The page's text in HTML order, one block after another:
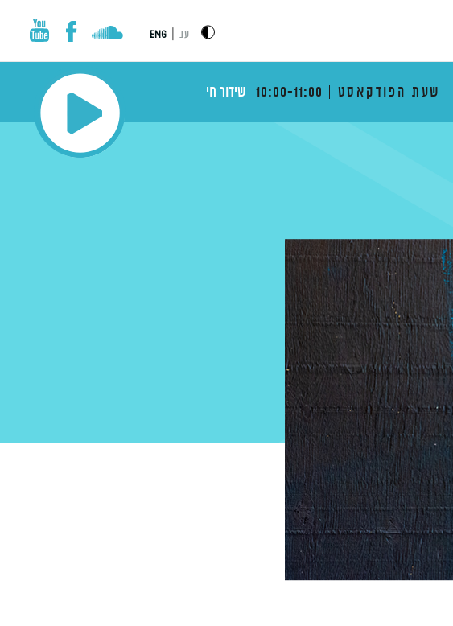
עב ENG
שעת הפודקאסט 10:00-11:00 שידור חי